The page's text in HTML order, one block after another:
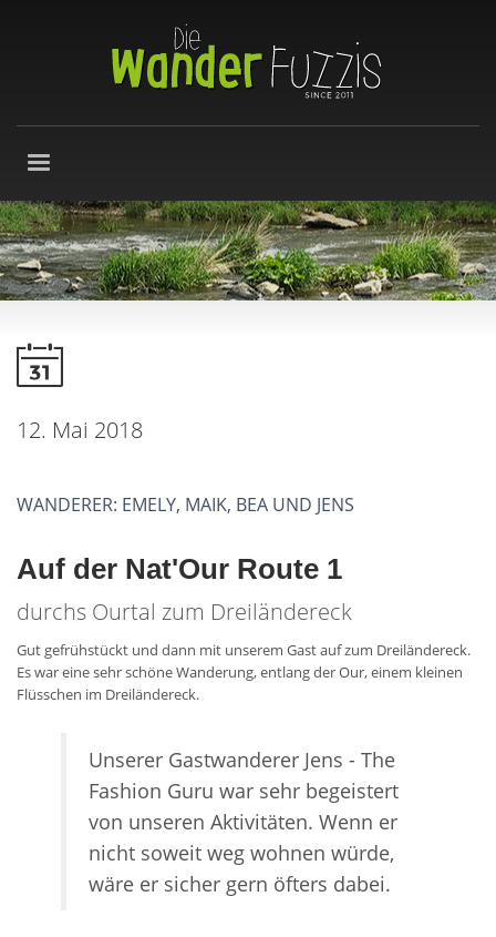
12. Mai 2018
WANDERER: EMELY, MAIK, BEA UND JENS
Auf der Nat'Our Route 1
durchs Ourtal zum Dreiländereck
Gut gefrühstückt und dann mit unserem Gast auf zum Dreiländereck.
Es war eine sehr schöne Wanderung, entlang der Our, einem kleinen
Flüsschen im Dreiländereck.
Unserer Gastwanderer Jens - The
Fashion Guru war sehr begeistert
von unseren Aktivitäten. Wenn er
nicht soweit weg wohnen würde,
wäre er sicher gern öfters dabei.